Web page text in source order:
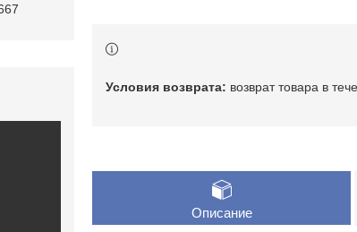
возврат товара в
Описание